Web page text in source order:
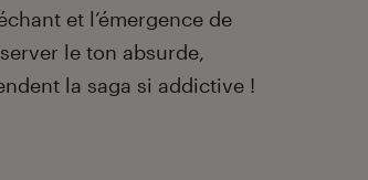
et l’émergence de
le ton absurde,
la saga si addictive !